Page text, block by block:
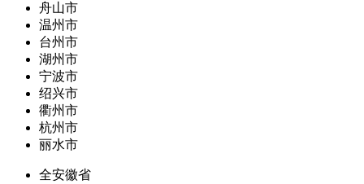
舟山市
温州市
台州市
湖州市
宁波市
绍兴市
衢州市
杭州市
丽水市
全安徽省